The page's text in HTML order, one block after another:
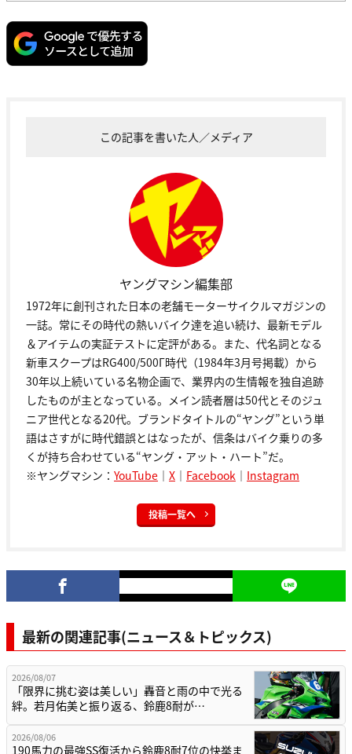
この記事を書いた人／メディア
ヤングマシン編集部
1972年に創刊された日本の老舗モーターサイクルマガジンの
一誌。常にその時代の熱いバイク達を追い続け、最新モデル
＆アイテムの実証テストに定評がある。また、代名詞となる
新車スクープはRG400/500Γ時代（1984年3月号掲載）から
30年以上続いている名物企画で、業界内の生情報を独自追跡
したものが主となっている。メイン読者層は50代とそのジュ
ニア世代となる20代。ブランドタイトルの“ヤング”という単
語はさすがに時代錯誤とはなったが、信条はバイク乗りの多
くが持ち合わせている“ヤング・アット・ハート”だ。
※ヤングマシン： YouTube ｜ X ｜ Facebook ｜ Instagram
投稿一覧へ
最新の関連記事(ニュース＆トピックス)
2026/08/07
「限界に挑む姿は美しい」轟音と雨の中で光る
絆。若月佑美と振り返る、鈴鹿8耐が…
2026/08/06
190馬力の最強SS復活から鈴鹿8耐7位の快挙ま